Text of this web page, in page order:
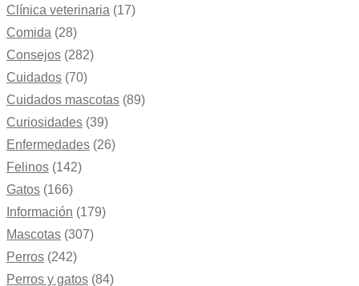
Clínica veterinaria (17)
Comida (28)
Consejos (282)
Cuidados (70)
Cuidados mascotas (89)
Curiosidades (39)
Enfermedades (26)
Felinos (142)
Gatos (166)
Información (179)
Mascotas (307)
Perros (242)
Perros y gatos (84)